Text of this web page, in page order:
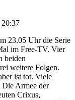
23.05 Uhr die Serie
im Free-TV. Vier
beiden
weitere Folgen.
ist tot. Viele
Die Armee der
Crixus,